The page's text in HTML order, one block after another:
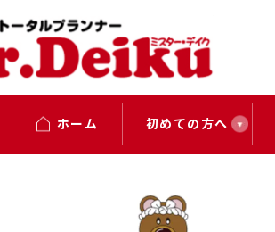
ホーム 初めての方へ